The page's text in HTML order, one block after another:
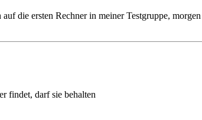
die ersten Rechner in meiner Testgruppe,
findet, darf sie behalten